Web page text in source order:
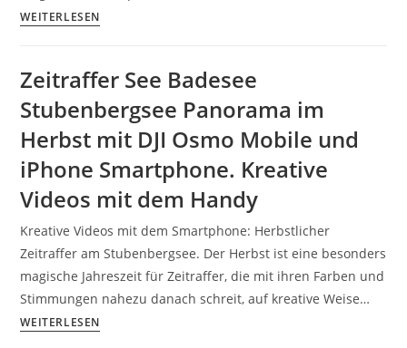
WEITERLESEN
Bison
Tierwelt
Herberstein
Steiermark
Österreich.
Fotografieren
Filmen
mit
dem
Smartphone:
Bessere
Zeitraffer See Badesee
Stubenbergsee Panorama im
Herbst mit DJI Osmo Mobile und
iPhone Smartphone. Kreative
Videos mit dem Handy
Kreative Videos mit dem Smartphone: Herbstlicher
Zeitraffer am Stubenbergsee. Der Herbst ist eine besonders
magische Jahreszeit für Zeitraffer, die mit ihren Farben und
Stimmungen nahezu danach schreit, auf kreative Weise…
WEITERLESEN